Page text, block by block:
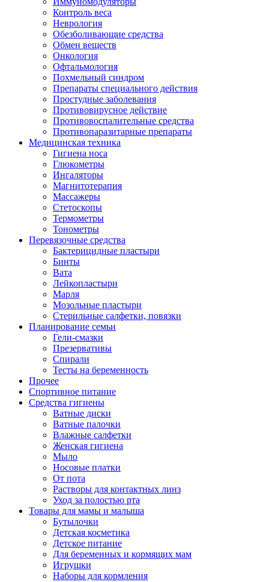
Контроль веса
Неврология
Обезболивающие средства
Обмен веществ
Онкология
Офтальмология
Похмельный синдром
Препараты специального действия
Простудные заболевания
Противовирусное действие
Противовоспалительные средства
Противопаразитарные препараты
Медицинская техника
Гигиена носа
Глюкометры
Ингаляторы
Магнитотерапия
Массажеры
Стетоскопы
Термометры
Тонометры
Перевязочные средства
Бактерицидные пластыри
Бинты
Вата
Лейкопластыри
Марля
Мозольные пластыри
Стерильные салфетки, повязки
Планирование семьи
Гели-смазки
Презервативы
Спирали
Тесты на беременность
Прочее
Спортивное питание
Средства гигиены
Ватные диски
Ватные палочки
Влажные салфетки
Женская гигиена
Мыло
Носовые платки
От пота
Растворы для контактных линз
Уход за полостью рта
Товары для мамы и малыша
Бутылочки
Детская косметика
Детское питание
Для беременных и кормящих мам
Игрушки
Наборы для кормления